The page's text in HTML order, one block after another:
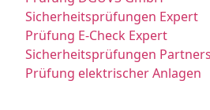
Sicherheitsprüfungen Expert
Prüfung E-Check Expert
Sicherheitsprüfungen Partners
Prüfung elektrischer Anlagen